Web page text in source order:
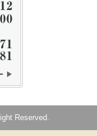
Reserved.